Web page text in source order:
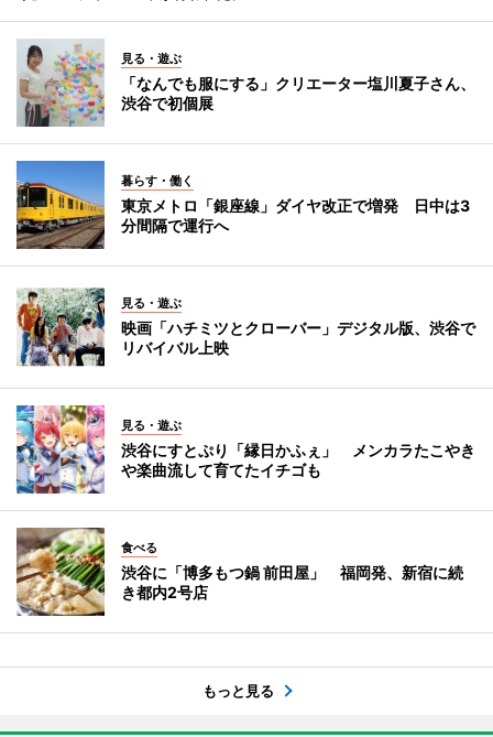
見る・遊ぶ
「なんでも服にする」クリエーター塩川夏子さん、
渋谷で初個展
暮らす・働く
東京メトロ「銀座線」ダイヤ改正で増発 日中は3
分間隔で運行へ
見る・遊ぶ
映画「ハチミツとクローバー」デジタル版、渋谷で
リバイバル上映
見る・遊ぶ
渋谷にすとぷり「縁日かふぇ」 メンカラたこやき
や楽曲流して育てたイチゴも
食べる
渋谷に「博多もつ鍋 前田屋」 福岡発、新宿に続
き都内2号店
もっと見る